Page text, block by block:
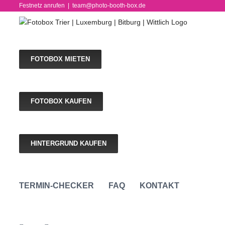
Festnetz anrufen team@photo-booth-box.de
FOTOBOX MIETEN
FOTOBOX KAUFEN
HINTERGRUND KAUFEN
TERMIN-CHECKER FAQ KONTAKT